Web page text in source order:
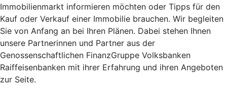
Immobilienmarkt informieren möchten oder Tipps für den
Kauf oder Verkauf einer Immobilie brauchen. Wir begleiten
Sie von Anfang an bei Ihren Plänen. Dabei stehen Ihnen
unsere Partnerinnen und Partner aus der
Genossenschaftlichen FinanzGruppe Volksbanken
Raiffeisenbanken mit ihrer Erfahrung und ihren Angeboten
zur Seite.